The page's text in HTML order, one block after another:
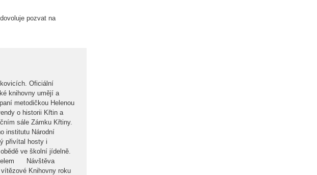
pozvat na
Oficiální
knihovny umějí a
metodičkou Helenou
o historii Křtin a
sále Zámku Křtiny.
institutu Národní
přivítal hosty i
ve školní jídelně.
Návštěva
Knihovny roku